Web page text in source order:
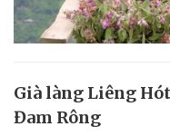
Già làng Liêng
Đam Rông